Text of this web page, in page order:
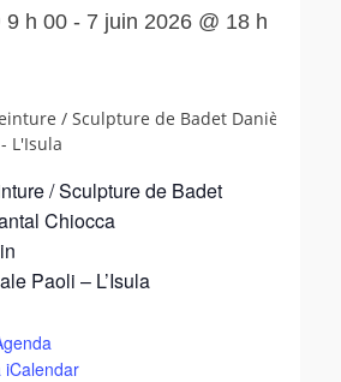
9 h 00 - 7 juin 2026 @ 18 h
/ Sculpture de Badet
Chiocca
Paoli – L’Isula
iCalendar